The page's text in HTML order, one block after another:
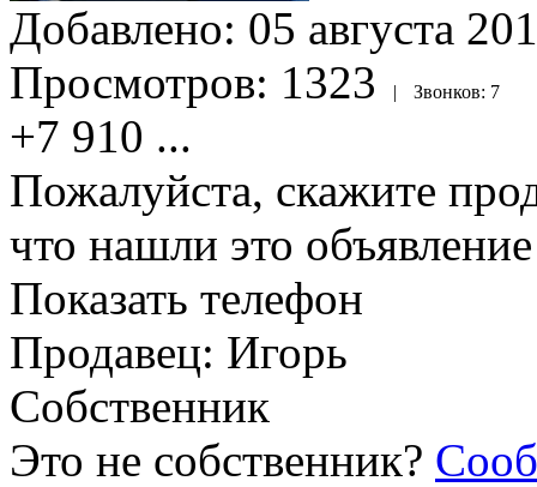
Добавлено: 05 августа
Просмотров: 1323 | Звонков: 7
+7 910 ...
Пожалуйста, скажите
что нашли это
Показать телефон
Продавец: Игорь
Собственник
Это не собственник?